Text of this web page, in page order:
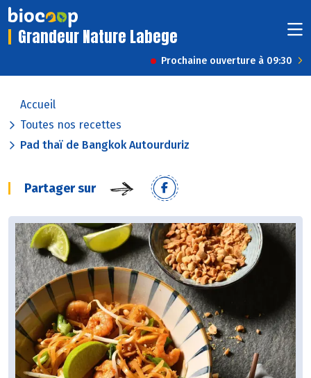
Grandeur Nature Labege
Prochaine ouverture à 09:30
Accueil
Toutes nos recettes
Pad thaï de Bangkok Autourduriz
Partager sur